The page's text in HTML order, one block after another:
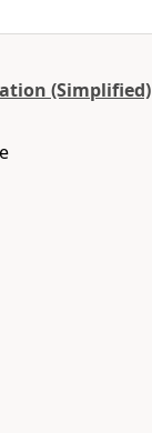
(Simplified)